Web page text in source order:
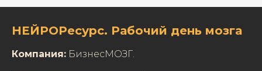
НЕЙРОРесурс. Рабочий день мозга
Компания: БизнесМОЗГ.